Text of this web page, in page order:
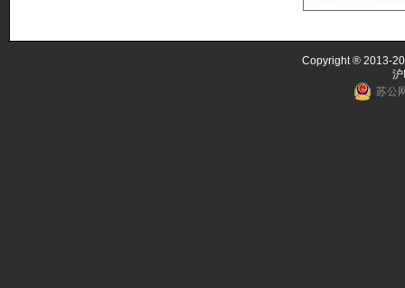
Copyright ® 2013-
苏公